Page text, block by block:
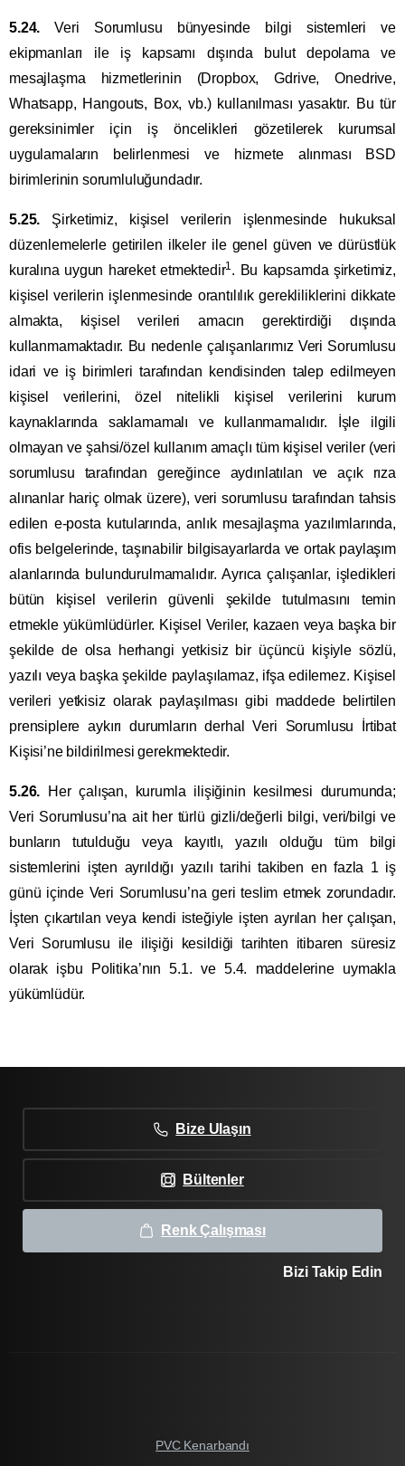
5.24. Veri Sorumlusu bünyesinde bilgi sistemleri ve
ekipmanları ile iş kapsamı dışında bulut depolama ve
mesajlaşma hizmetlerinin (Dropbox, Gdrive, Onedrive,
Whatsapp, Hangouts, Box, vb.) kullanılması yasaktır. Bu tür
gereksinimler için iş öncelikleri gözetilerek kurumsal
uygulamaların belirlenmesi ve hizmete alınması BSD
birimlerinin sorumluluğundadır.
5.25. Şirketimiz, kişisel verilerin işlenmesinde hukuksal
düzenlemelerle getirilen ilkeler ile genel güven ve dürüstlük
kuralına uygun hareket etmektedir1. Bu kapsamda şirketimiz,
kişisel verilerin işlenmesinde orantılılık gerekliliklerini dikkate
almakta, kişisel verileri amacın gerektirdiği dışında
kullanmamaktadır. Bu nedenle çalışanlarımız Veri Sorumlusu
idari ve iş birimleri tarafından kendisinden talep edilmeyen
kişisel verilerini, özel nitelikli kişisel verilerini kurum
kaynaklarında saklamamalı ve kullanmamalıdır. İşle ilgili
olmayan ve şahsi/özel kullanım amaçlı tüm kişisel veriler (veri
sorumlusu tarafından gereğince aydınlatılan ve açık rıza
alınanlar hariç olmak üzere), veri sorumlusu tarafından tahsis
edilen e-posta kutularında, anlık mesajlaşma yazılımlarında,
ofis belgelerinde, taşınabilir bilgisayarlarda ve ortak paylaşım
alanlarında bulundurulmamalıdır. Ayrıca çalışanlar, işledikleri
bütün kişisel verilerin güvenli şekilde tutulmasını temin
etmekle yükümlüdürler. Kişisel Veriler, kazaen veya başka bir
şekilde de olsa herhangi yetkisiz bir üçüncü kişiyle sözlü,
yazılı veya başka şekilde paylaşılamaz, ifşa edilemez. Kişisel
verileri yetkisiz olarak paylaşılması gibi maddede belirtilen
prensiplere aykırı durumların derhal Veri Sorumlusu İrtibat
Kişisi’ne bildirilmesi gerekmektedir.
5.26. Her çalışan, kurumla ilişiğinin kesilmesi durumunda;
Veri Sorumlusu’na ait her türlü gizli/değerli bilgi, veri/bilgi ve
bunların tutulduğu veya kayıtlı, yazılı olduğu tüm bilgi
sistemlerini işten ayrıldığı yazılı tarihi takiben en fazla 1 iş
günü içinde Veri Sorumlusu’na geri teslim etmek zorundadır.
İşten çıkartılan veya kendi isteğiyle işten ayrılan her çalışan,
Veri Sorumlusu ile ilişiği kesildiği tarihten itibaren süresiz
olarak işbu Politika’nın 5.1. ve 5.4. maddelerine uymakla
yükümlüdür.
Bize Ulaşın
Bültenler
Renk Çalışması
Bizi Takip Edin
PVC Kenarbandı